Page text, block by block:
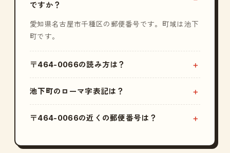
ですか？
愛知県名古屋市千種区の郵便番号です。町域は池下
町です。
〒464-0066の読み方は？
池下町のローマ字表記は？
〒464-0066の近くの郵便番号は？